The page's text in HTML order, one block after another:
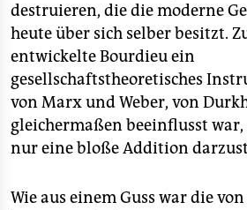
destruieren, die die moderne
heute über sich selber besitzt.
entwickelte Bourdieu ein
gesellschaftstheoretisches
von Marx und Weber, von
gleichermaßen beeinflusst
nur eine bloße Addition
Wie aus einem Guss war die